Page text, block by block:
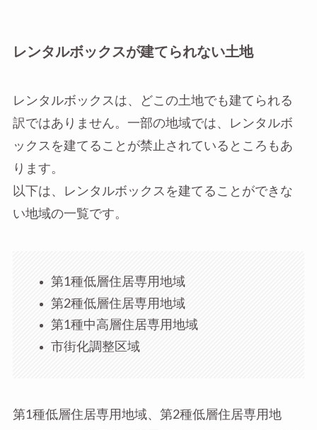
レンタルボックスが建てられない土地
レンタルボックスは、どこの土地でも建てられる
訳ではありません。一部の地域では、レンタルボ
ックスを建てることが禁止されているところもあ
ります。
以下は、レンタルボックスを建てることができな
い地域の一覧です。
第1種低層住居専用地域
第2種低層住居専用地域
第1種中高層住居専用地域
市街化調整区域
第1種低層住居専用地域、第2種低層住居専用地